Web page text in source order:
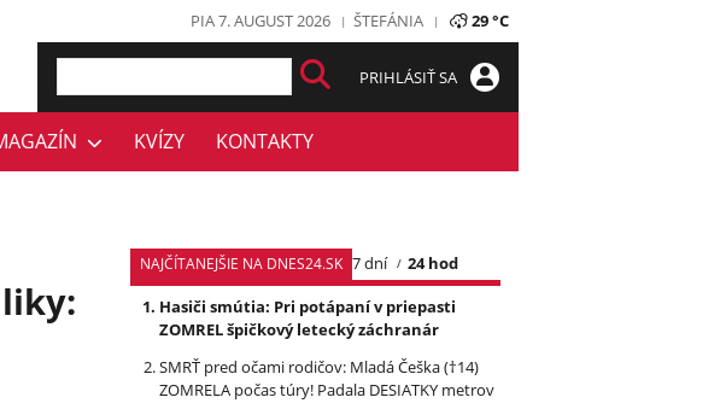
PIA 7. AUGUST 2026 ŠTEFÁNIA 29 °C
PRIHLÁSIŤ SA
KVÍZY KONTAKTY
NAJČÍTANEJŠIE NA DNES24.SK 7 dní
24 hod
Hasiči smútia: Pri potápaní v priepasti
ZOMREL špičkový letecký záchranár
SMRŤ pred očami rodičov: Mladá Češka (†14)
ZOMRELA počas túry! Padala DESIATKY metrov